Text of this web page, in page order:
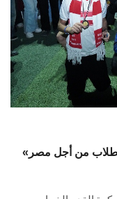
«طلاب من أجل مصر»